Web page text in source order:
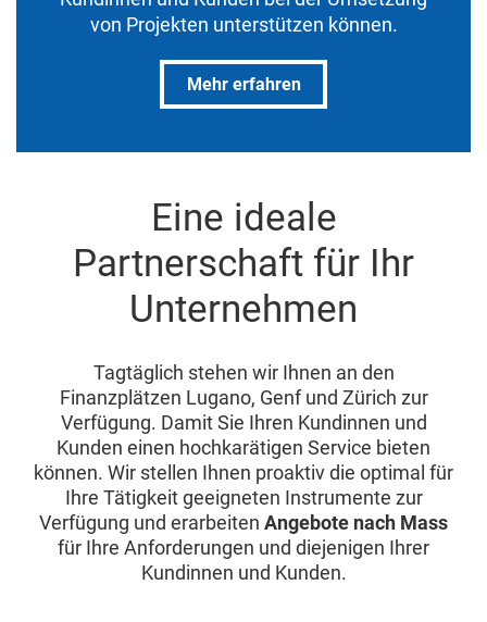
von Projekten unterstützen können.
Mehr erfahren
Eine ideale
Partnerschaft für Ihr
Unternehmen
Tagtäglich stehen wir Ihnen an den
Finanzplätzen Lugano, Genf und Zürich zur
Verfügung. Damit Sie Ihren Kundinnen und
Kunden einen hochkarätigen Service bieten
können. Wir stellen Ihnen proaktiv die optimal für
Ihre Tätigkeit geeigneten Instrumente zur
Verfügung und erarbeiten Angebote nach Mass
für Ihre Anforderungen und diejenigen Ihrer
Kundinnen und Kunden.